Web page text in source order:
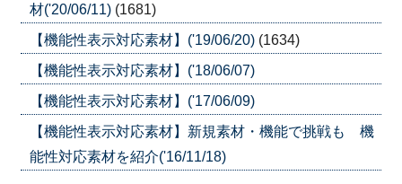
材('20/06/11) (1681)
【機能性表示対応素材】('19/06/20) (1634)
【機能性表示対応素材】('18/06/07)
【機能性表示対応素材】('17/06/09)
【機能性表示対応素材】新規素材・機能で挑戦も 機
能性対応素材を紹介('16/11/18)